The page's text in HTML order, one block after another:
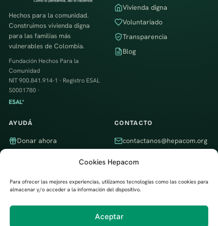
Cookies Hepacom
Para ofrecer las mejores experiencias, utilizamos tecnologías como las cookies para
almacenar y/o acceder a la información del dispositivo.
Aceptar
Hechos para la comunidad.
Construimos vivienda digna
para las familias más
vulnerables de Colombia.
Fundación Hechos Para la
Comunidad
NIT 900.841.914-1 · Registro ESAL
S0001780 ·
ESAL*
Vivienda digna
Voluntariado
Transparencia
Blog
AYUDÁ
Donar ahora
CONTACTO
contactanos@hepacom.org
Trabajamos en todo el país
Desarrollado porDigital Trendy 360